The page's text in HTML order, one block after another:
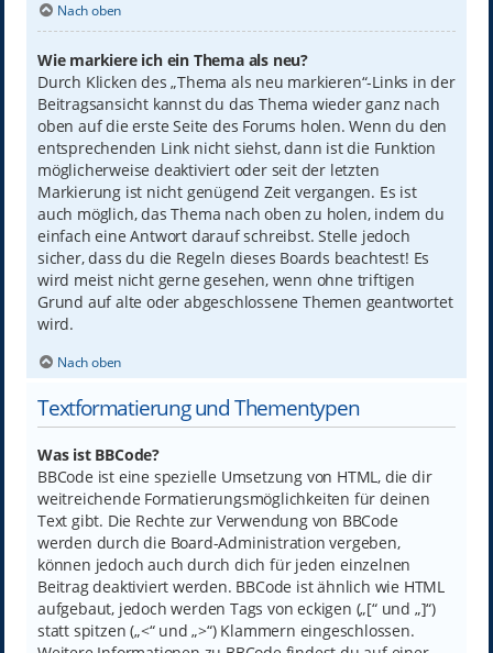
Nach oben
Wie markiere ich ein Thema als neu?
Durch Klicken des „Thema als neu markieren“-Links in der
Beitragsansicht kannst du das Thema wieder ganz nach
oben auf die erste Seite des Forums holen. Wenn du den
entsprechenden Link nicht siehst, dann ist die Funktion
möglicherweise deaktiviert oder seit der letzten
Markierung ist nicht genügend Zeit vergangen. Es ist
auch möglich, das Thema nach oben zu holen, indem du
einfach eine Antwort darauf schreibst. Stelle jedoch
sicher, dass du die Regeln dieses Boards beachtest! Es
wird meist nicht gerne gesehen, wenn ohne triftigen
Grund auf alte oder abgeschlossene Themen geantwortet
wird.
Nach oben
Textformatierung und Thementypen
Was ist BBCode?
BBCode ist eine spezielle Umsetzung von HTML, die dir
weitreichende Formatierungsmöglichkeiten für deinen
Text gibt. Die Rechte zur Verwendung von BBCode
werden durch die Board-Administration vergeben,
können jedoch auch durch dich für jeden einzelnen
Beitrag deaktiviert werden. BBCode ist ähnlich wie HTML
aufgebaut, jedoch werden Tags von eckigen („[“ und „]“)
statt spitzen („<“ und „>“) Klammern eingeschlossen.